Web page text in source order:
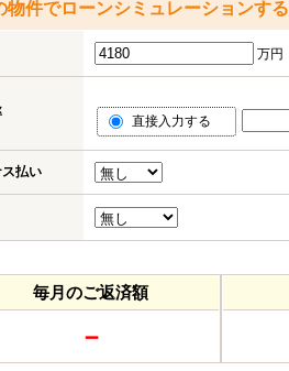
物件でローンシミュレーションする
万円
直接入力する
払い
毎月のご返済額
－